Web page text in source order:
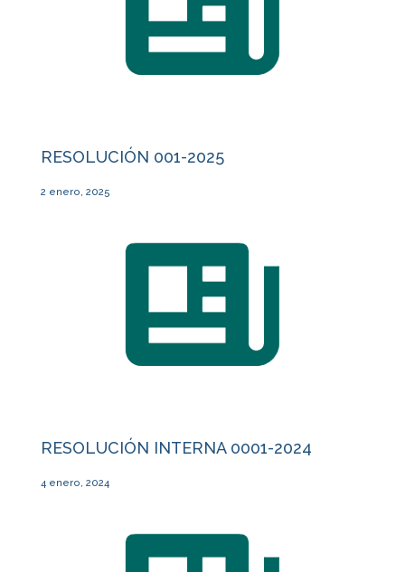
RESOLUCIÓN 001-2025
2 enero, 2025
RESOLUCIÓN INTERNA 0001-2024
4 enero, 2024